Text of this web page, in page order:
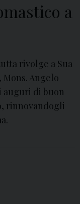
a
rivolge a Sua
Angelo
di buon
rinnovandogli